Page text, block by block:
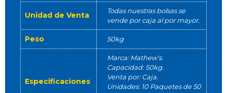
Unidad de Venta
Todas nuestras bolsas se
vende por caja al por mayor.
Peso 50kg
Especificaciones
Marca: Mathew's.
Capacidad: 50kg.
Venta por: Caja.
Unidades: 10 Paquetes de 50